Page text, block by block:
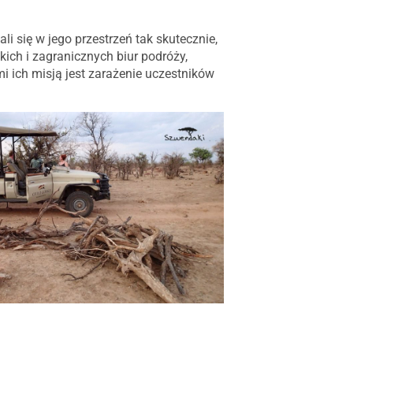
się w jego przestrzeń tak skutecznie,
i zagranicznych biur podróży,
ich misją jest zarażenie uczestników